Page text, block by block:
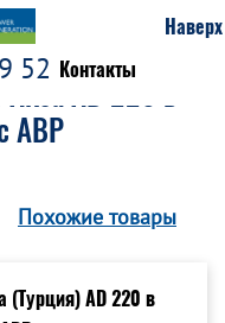
52 Контакты
Наверх
AD 220 в
АВР
Похожие товары